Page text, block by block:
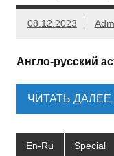
08.12.2023
Англо-русский
ЧИТАТЬ ДАЛЕЕ
En-Ru Special